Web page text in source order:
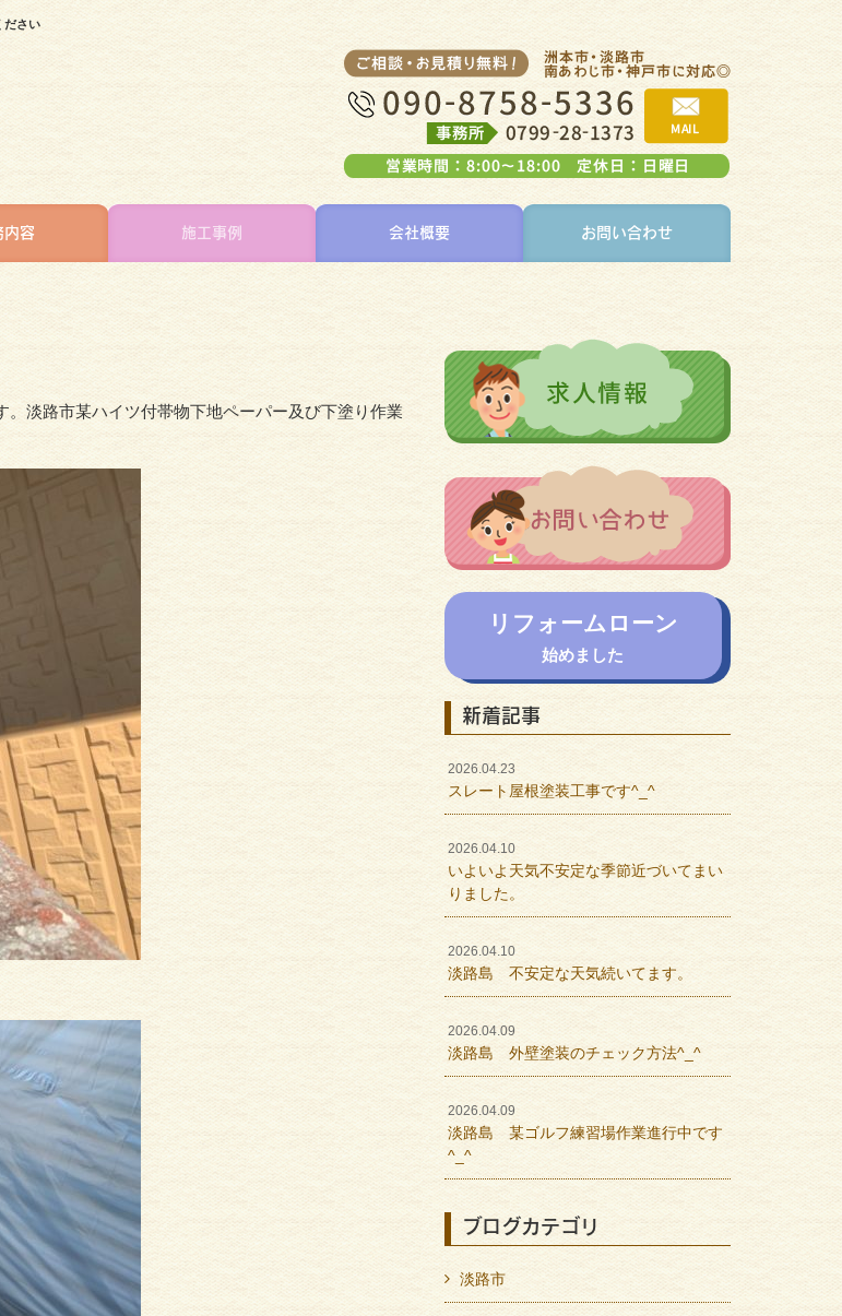
ださい
内容 施工事例 会社概要 お問い合わせ
淡路市某ハイツ付帯物下地ペーパー及び下塗り作業
リフォームローン
始めました
新着記事
2026.04.23
スレート屋根塗装工事です^_^
2026.04.10
いよいよ天気不安定な季節近づいてまい
りました。
2026.04.10
淡路島 不安定な天気続いてます。
2026.04.09
淡路島 外壁塗装のチェック方法^_^
2026.04.09
淡路島 某ゴルフ練習場作業進行中です
^_^
ブログカテゴリ
淡路市